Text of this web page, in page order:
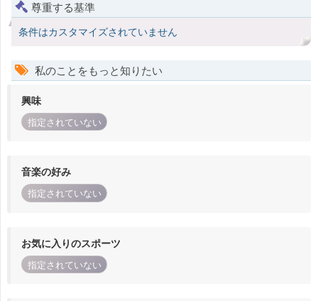
尊重する基準
条件はカスタマイズされていません
私のことをもっと知りたい
興味
指定されていない
音楽の好み
指定されていない
お気に入りのスポーツ
指定されていない